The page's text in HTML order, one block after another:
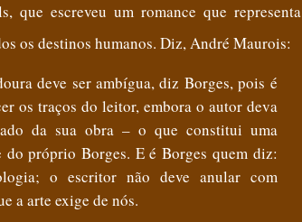
que escreveu um romance que representa
os destinos humanos. Diz, André Maurois:
deve ser ambígua, diz Borges, pois é
os traços do leitor, embora o autor deva
da sua obra – o que constitui uma
do próprio Borges. E é Borges quem diz:
o escritor não deve anular com
a arte exige de nós.